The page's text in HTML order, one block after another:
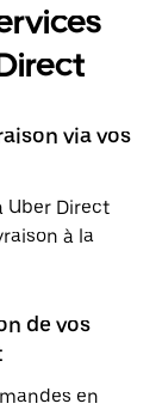
via vos
Uber Direct
à la
de vos
en